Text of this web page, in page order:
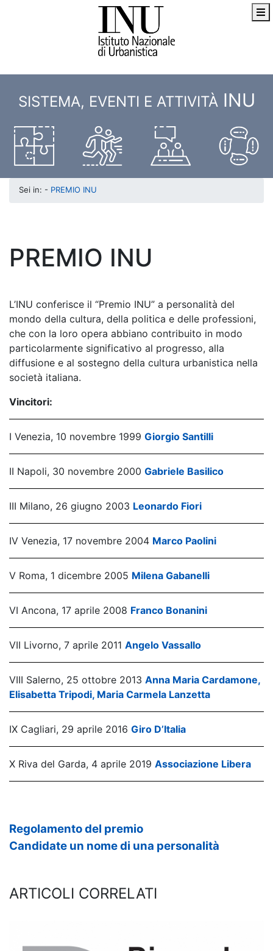
SISTEMA, EVENTI E ATTIVITÀ INU
Sei in: - PREMIO INU
PREMIO INU
L’INU conferisce il “Premio INU” a personalità del
mondo della cultura, della politica e delle professioni,
che con la loro opera abbiano contribuito in modo
particolarmente significativo al progresso, alla
diffusione e al sostegno della cultura urbanistica nella
società italiana.
Vincitori:
I Venezia, 10 novembre 1999 Giorgio Santilli
II Napoli, 30 novembre 2000 Gabriele Basilico
III Milano, 26 giugno 2003 Leonardo Fiori
IV Venezia, 17 novembre 2004 Marco Paolini
V Roma, 1 dicembre 2005 Milena Gabanelli
VI Ancona, 17 aprile 2008 Franco Bonanini
VII Livorno, 7 aprile 2011 Angelo Vassallo
VIII Salerno, 25 ottobre 2013 Anna Maria Cardamone,
Elisabetta Tripodi, Maria Carmela Lanzetta
IX Cagliari, 29 aprile 2016 Giro D’Italia
X Riva del Garda, 4 aprile 2019 Associazione Libera
Regolamento del premio
Candidate un nome di una personalità
ARTICOLI CORRELATI